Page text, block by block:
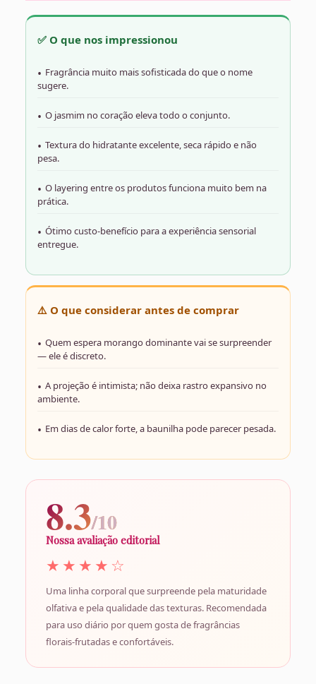
✅ O que nos impressionou
Fragrância muito mais sofisticada do que o nome
sugere.
O jasmim no coração eleva todo o conjunto.
Textura do hidratante excelente, seca rápido e não
pesa.
O layering entre os produtos funciona muito bem na
prática.
Ótimo custo-benefício para a experiência sensorial
entregue.
⚠️ O que considerar antes de comprar
Quem espera morango dominante vai se surpreender
— ele é discreto.
A projeção é intimista; não deixa rastro expansivo no
ambiente.
Em dias de calor forte, a baunilha pode parecer pesada.
8.3/10
Nossa avaliação editorial
★★★★☆
Uma linha corporal que surpreende pela maturidade
olfativa e pela qualidade das texturas. Recomendada
para uso diário por quem gosta de fragrâncias
florais-frutadas e confortáveis.